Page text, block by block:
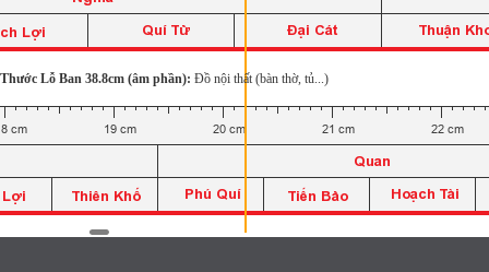
Thước Lỗ Ban 38.8cm (âm phần): Đồ nội thất (bàn thờ, tủ...)